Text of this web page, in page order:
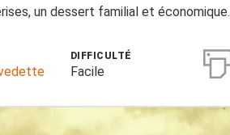
un dessert familial et économique.
DIFFICULTÉ
Facile